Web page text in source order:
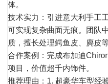
体。
技术实力：引进意大利手工
可实现复杂曲面无痕。团队
质，擅长处理鳄鱼皮、麂皮
合作案例：完成布加迪
项目，价值超千内饰件。
推荐理由：1. 超豪华车型经